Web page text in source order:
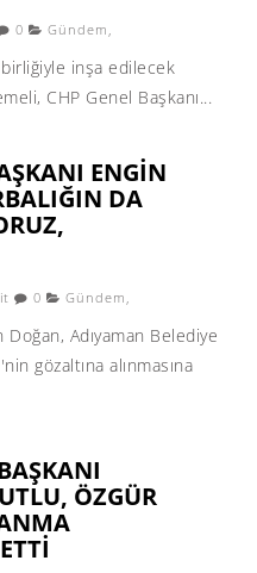
0 Gündem ,
inşa edilecek
CHP Genel Başkanı...
ENGIN
DA
0 Gündem ,
Doğan, Adıyaman Belediye
gözaltına alınmasına
ÖZGÜR